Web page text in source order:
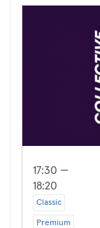
17:30 —
18:20
Classic
Premium